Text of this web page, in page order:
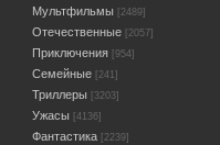
Мультфильмы [2489]
Отечественные [2057]
Приключения [954]
Семейные [241]
Триллеры [3203]
Ужасы [4136]
Фантастика [2239]